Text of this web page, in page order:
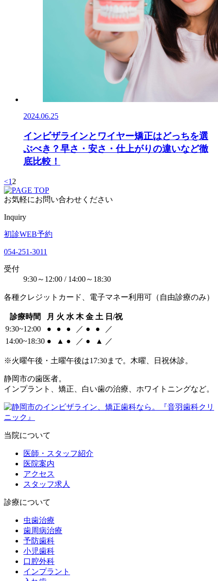
2024.06.25
インビザラインとワイヤー矯正はどっちを選
ぶべき？早さ・安さ・仕上がりの違いなど徹
底比較！
<1 2
お気軽にお問い合わせください
Inquiry
初診WEB予約
054-251-3011
受付
9:30～12:00 / 14:00～18:30
各種クレジットカード、電子マネー利用可（自由診療のみ）
診療時間 月 火 水 木 金 土 日/祝
9:30~12:00
● ● ● ／ ● ●
／
14:00~18:30 ● ▲ ● ／ ● ▲ ／
※火曜午後・土曜午後は17:30まで。木曜、日祝休診。
静岡市の歯医者。
インプラント、矯正、白い歯の治療、ホワイトニングなど。
当院について
医師・スタッフ紹介
医院案内
アクセス
スタッフ求人
診療について
虫歯治療
歯周病治療
予防歯科
小児歯科
口腔外科
インプラント